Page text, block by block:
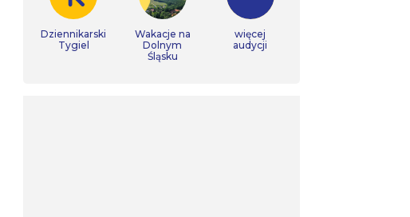
Dziennikarski
Tygiel
Wakacje na
Dolnym
Śląsku
więcej
audycji